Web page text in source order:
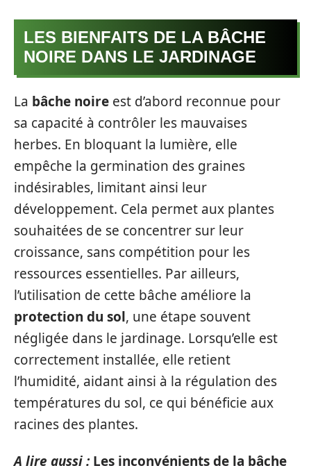
LES BIENFAITS DE LA BÂCHE
NOIRE DANS LE JARDINAGE
La bâche noire est d’abord reconnue pour
sa capacité à contrôler les mauvaises
herbes. En bloquant la lumière, elle
empêche la germination des graines
indésirables, limitant ainsi leur
développement. Cela permet aux plantes
souhaitées de se concentrer sur leur
croissance, sans compétition pour les
ressources essentielles. Par ailleurs,
l’utilisation de cette bâche améliore la
protection du sol, une étape souvent
négligée dans le jardinage. Lorsqu’elle est
correctement installée, elle retient
l’humidité, aidant ainsi à la régulation des
températures du sol, ce qui bénéficie aux
racines des plantes.
A lire aussi : Les inconvénients de la bâche